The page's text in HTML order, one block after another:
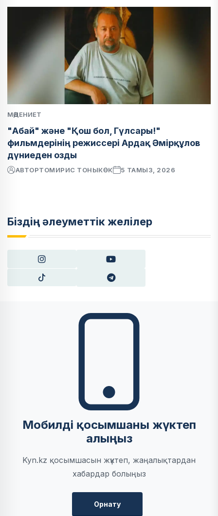
МӘДЕНИЕТ
"Абай" және "Қош бол, Гүлсары!"
фильмдерінің режиссері Ардақ Әмірқұлов
дүниеден озды
АВТОРТОМИРИС ТОНЫКӨК 5 ТАМЫЗ, 2026
Біздің әлеуметтік желілер
Мобилді қосымшаны жүктеп
алыңыз
Kyn.kz қосымшасын жүктеп, жаңалықтардан
хабардар болыңыз
Орнату